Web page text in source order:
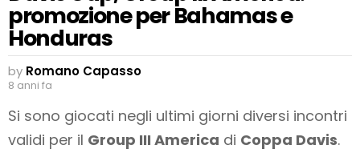
promozione per Bahamas e
Honduras
by Romano Capasso
8 anni fa
Si sono giocati negli ultimi giorni diversi incontri
validi per il Group III America di Coppa Davis.